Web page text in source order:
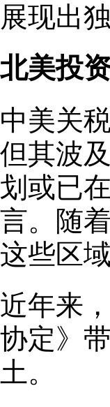
展现出
北美投
中美关
但其波
划或已
言。随
这些区
近年来
协定》
土。